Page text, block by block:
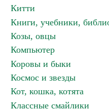
Китти
Книги, учебники,
Козы, овцы
Компьютер
Коровы и быки
Космос и звезды
Кот, кошка, котята
Классные смайлики